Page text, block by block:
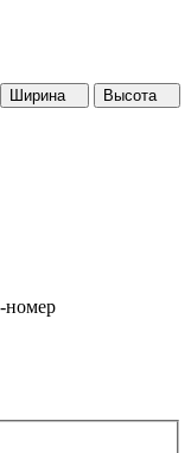
Ширина
Высота
номер